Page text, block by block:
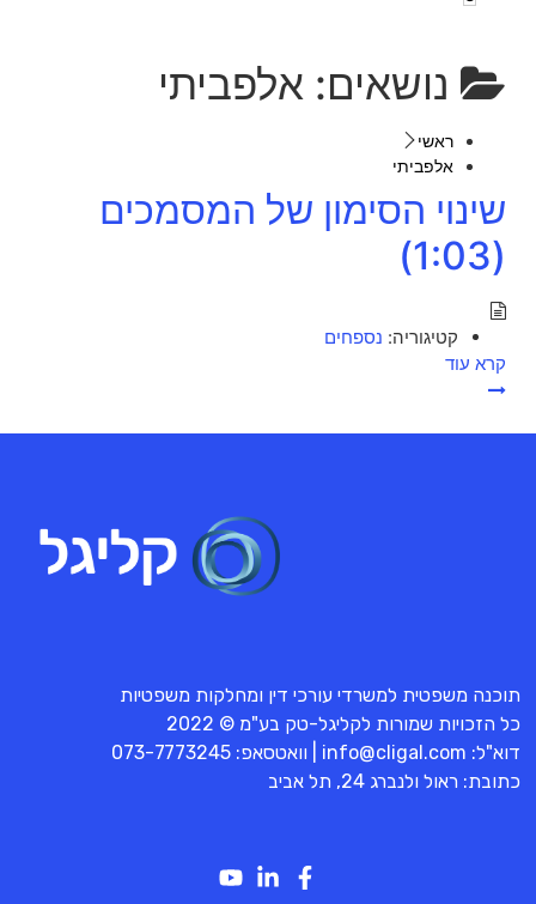
נושאים: אלפביתי
ראשי
אלפביתי
שינוי הסימון של המסמכים
(1:03)
קטיגוריה: נספחים
קרא עוד
תוכנה משפטית למשרדי עורכי דין ומחלקות משפטיות
כל הזכויות שמורות לקליגל-טק בע"מ © 2022
דוא"ל: info@cligal.com | וואטסאפ: 073-7773245
כתובת: ראול ולנברג 24, תל אביב